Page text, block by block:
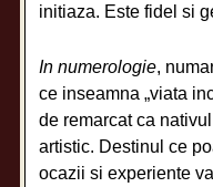
initiaza. Este fidel si
In numerologie,
ce inseamna „viata
de remarcat ca
artistic. Destinul ce
ocazii si experiente